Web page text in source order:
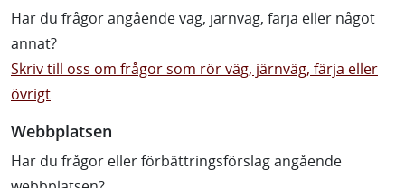
Har du frågor angående väg, järnväg, färja eller något
annat?
Skriv till oss om frågor som rör väg, järnväg, färja eller
övrigt
Webbplatsen
Har du frågor eller förbättringsförslag angående